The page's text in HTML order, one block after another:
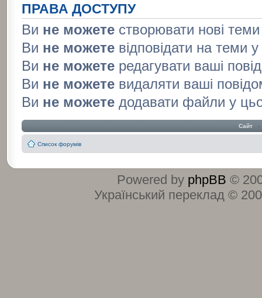
ПРАВА ДОСТУПУ
Ви не можетестворювати нові
Ви не можетевідповідати на теми
Ви не можетередагувати ваші
Ви не можетевидаляти ваші
Ви не можетедодавати файли у
Сайт ‹
Список форумів
Powered by phpBB ©
Український переклад ©